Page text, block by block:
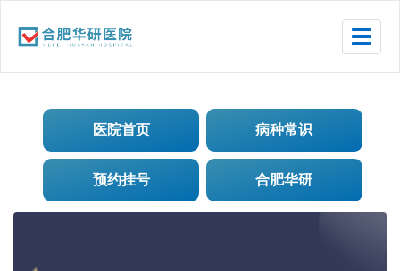
Toggle
医院首页 病种常识
预约挂号 合肥华研